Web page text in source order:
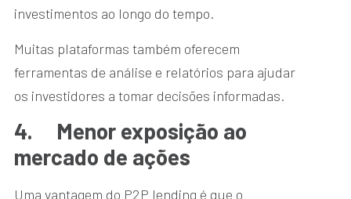
investimentos ao longo do tempo.
Muitas plataformas também oferecem
ferramentas de análise e relatórios para ajudar
os investidores a tomar decisões informadas.
4.
Menor exposição ao
mercado de ações
Uma vantagem do P2P lending é que o